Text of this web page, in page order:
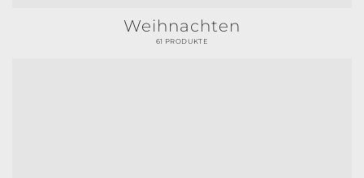
Weihnachten
61 PRODUKTE